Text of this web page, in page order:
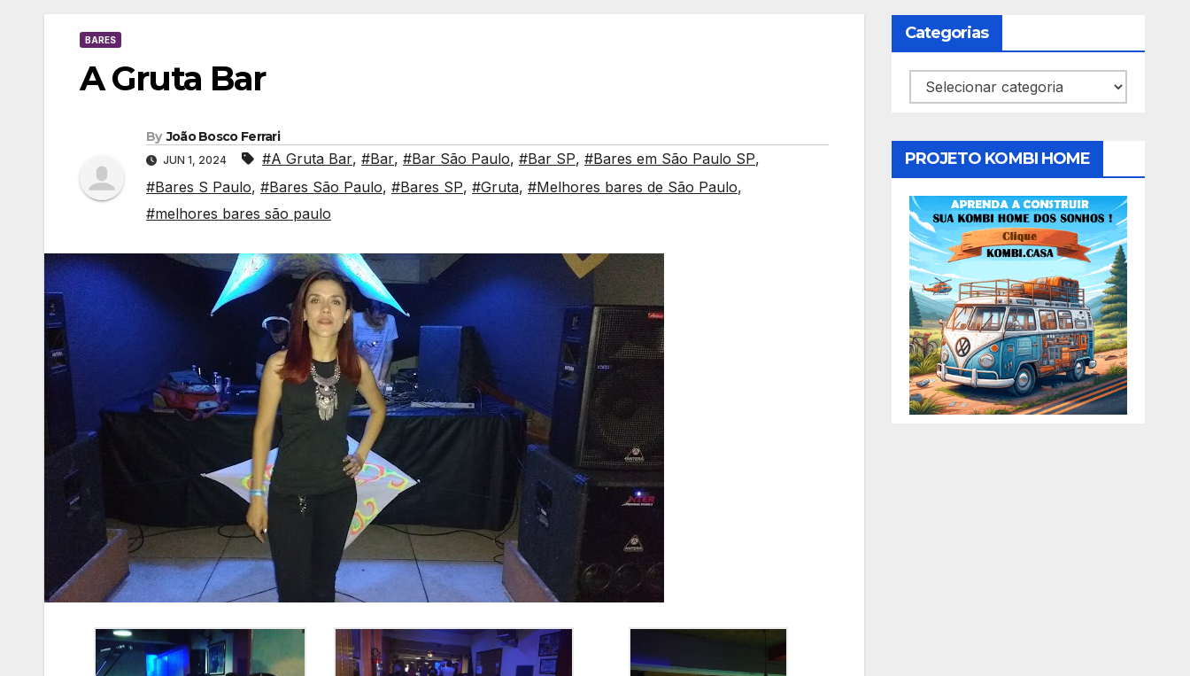
BARES
A Gruta Bar
By João Bosco Ferrari
JUN 1, 2024 #A Gruta Bar, #Bar, #Bar São Paulo, #Bar SP, #Bares em São Paulo SP,
#Bares S Paulo, #Bares São Paulo, #Bares SP, #Gruta, #Melhores bares de São Paulo,
#melhores bares são paulo
Categorias
Categorias
PROJETO KOMBI HOME